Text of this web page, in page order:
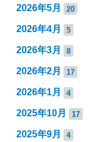
2026年5月 20
2026年4月 5
2026年3月 8
2026年2月 17
2026年1月 4
2025年10月 17
2025年9月 4